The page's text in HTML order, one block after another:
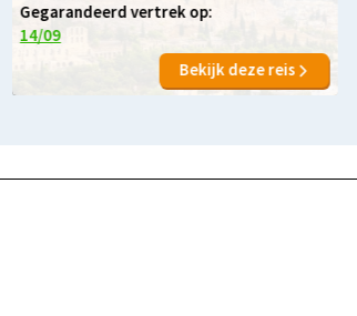
Gegarandeerd vertrek op:
14/09
Bekijk deze reis